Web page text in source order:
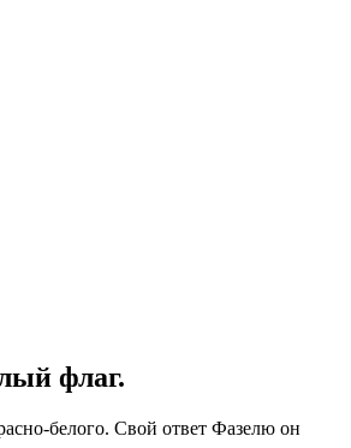
флаг.
белого. Свой ответ Фазелю он